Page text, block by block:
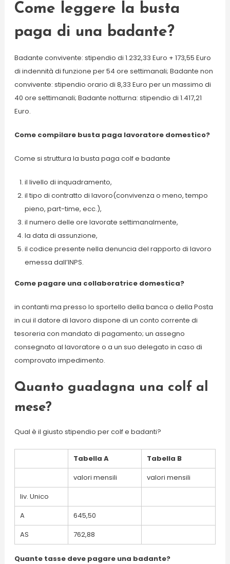
Come leggere la busta
paga di una badante?
Badante convivente: stipendio di 1.232,33 Euro + 173,55 Euro
di indennità di funzione per 54 ore settimanali; Badante non
convivente: stipendio orario di 8,33 Euro per un massimo di
40 ore settimanali; Badante notturna: stipendio di 1.417,21
Euro.
Come compilare busta paga lavoratore domestico?
Come si struttura la busta paga colf e badante
il livello di inquadramento,
il tipo di contratto di lavoro(convivenza o meno, tempo
pieno, part-time, ecc.),
il numero delle ore lavorate settimanalmente,
la data di assunzione,
il codice presente nella denuncia del rapporto di lavoro
emessa dall’INPS.
Come pagare una collaboratrice domestica?
in contanti ma presso lo sportello della banca o della Posta
in cui il datore di lavoro dispone di un conto corrente di
tesoreria con mandato di pagamento; un assegno
consegnato al lavoratore o a un suo delegato in caso di
comprovato impedimento.
Quanto guadagna una colf al
mese?
Qual è il giusto stipendio per colf e badanti?
Tabella A
Tabella B
valori mensili
valori mensili
liv. Unico
A
645,50
AS
762,88
Quante tasse deve pagare una badante?